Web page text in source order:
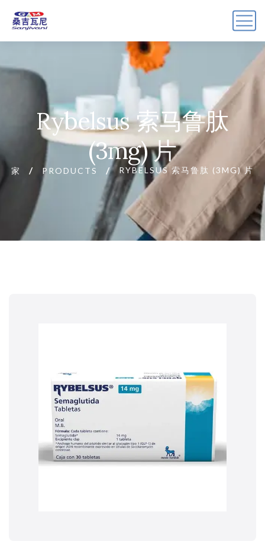
Rybelsus 索马鲁肽
(3mg) 片
家 PRODUCTS RYBELSUS 索马鲁肽 (3MG) 片